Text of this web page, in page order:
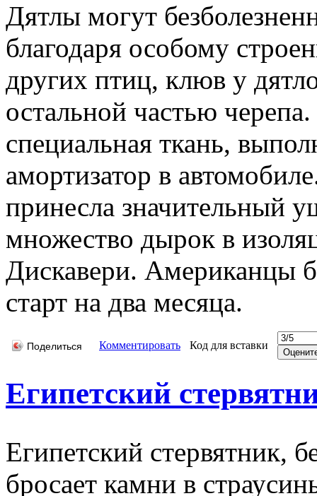
Дятлы могут
благодаря особому
других птиц, клюв у
остальной частью
специальная ткань,
амортизатор в
принесла значительный
множество дырок в
Дискавери. Американцы
старт на два месяца.
Поделиться Комментировать Код для вставки
Египетский
Египетский стервятник,
бросает камни в